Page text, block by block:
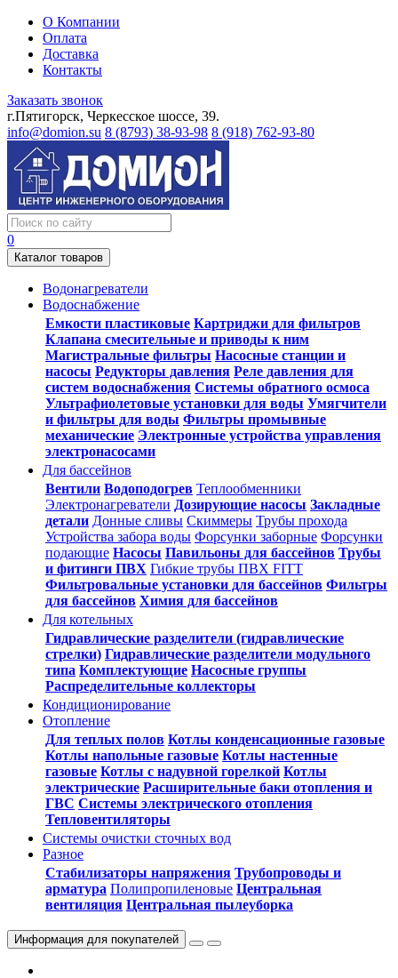
О Компании
Оплата
Доставка
Контакты
Заказать звонок
г.Пятигорск, Черкесское шоссе, 39.
info@domion.su 8 (8793) 38-93-98 8 (918) 762-93-80
0
Каталог товаров
Водонагреватели
Водоснабжение
Емкости пластиковые Картриджи для фильтров
Клапана смесительные и приводы к ним
Магистральные фильтры Насосные станции и
насосы Редукторы давления Реле давления для
систем водоснабжения Системы обратного осмоса
Ультрафиолетовые установки для воды Умягчители
и фильтры для воды Фильтры промывные
механические Электронные устройства управления
электронасосами
Для бассейнов
Вентили Водоподогрев Теплообменники
Электронагреватели Дозирующие насосы Закладные
детали Донные сливы Скиммеры Трубы прохода
Устройства забора воды Форсунки заборные Форсунки
подающие Насосы Павильоны для бассейнов Трубы
и фитинги ПВХ Гибкие трубы ПВХ FITT
Фильтровальные установки для бассейнов Фильтры
для бассейнов Химия для бассейнов
Для котельных
Гидравлические разделители (гидравлические
стрелки) Гидравлические разделители модульного
типа Комплектующие Насосные группы
Распределительные коллекторы
Кондиционирование
Отопление
Для теплых полов Котлы конденсационные газовые
Котлы напольные газовые Котлы настенные
газовые Котлы с надувной горелкой Котлы
электрические Расширительные баки отопления и
ГВС Системы электрического отопления
Тепловентиляторы
Системы очистки сточных вод
Разное
Стабилизаторы напряжения Трубопроводы и
арматура Полипропиленовые Центральная
вентиляция Центральная пылеуборка
Информация для покупателей